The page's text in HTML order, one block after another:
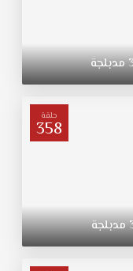
مدبلجة
حلقة
358
مدبلجة